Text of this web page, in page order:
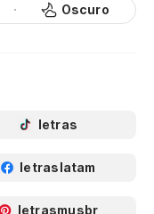
Oscuro
letras
letraslatam
letrasmusbr